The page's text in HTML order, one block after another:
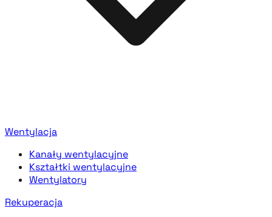
Wentylacja
Kanały wentylacyjne
Kształtki wentylacyjne
Wentylatory
Rekuperacja